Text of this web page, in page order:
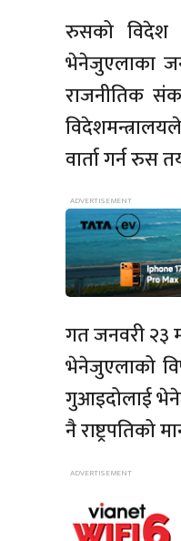
रुसको विदेश
भेनेजुएलाका
राजनीतिक
वार्ता गर्न रुस
गत जनवरी २३
भेनेजुएलाको
गुआइदोलाई
नै राष्ट्रपतिको